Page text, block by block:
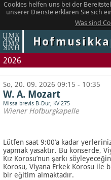
Cookies helfen uns bei der
unserer Dienste erklären Sie sich
Was sind
2026
So, 20. 09. 2026 09:15 - 10:35
W. A. Mozart
Missa brevis B-Dur, KV 275
Wiener Hofburgkapelle
Lütfen saat 9:00’a kadar
yapmak yasaktır. Bu konserde,
Kız Korosu’nun şarkı
Korosu, Viyana Erkek Korosu ile
bir eğitim almaktadır.